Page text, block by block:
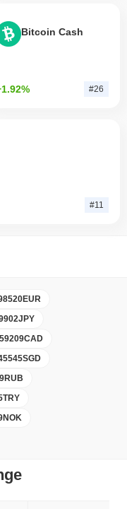
Bitcoin Cash
#26
#11
EUR
JPY
CAD
SGD
RUB
TRY
NOK